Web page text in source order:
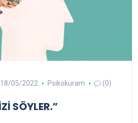
18/05/2022 Psikokuram (0)
SÖYLER.”